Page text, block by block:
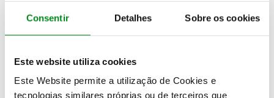
Consentir Detalhes Sobre os cookies
Este website utiliza cookies
Este Website permite a utilização de Cookies e
tecnologias similares próprias ou de terceiros que
excelente versatilidade proporcionada pelo
Cayenne. Os potentes motores turbo, a nova caixa
chassis, inovadores ecrãs e conceito de controlos
com total conetividade, transportam o conforto e a
dinâmica para um nível superior.